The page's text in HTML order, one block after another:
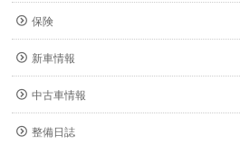
保険
新車情報
中古車情報
整備日誌